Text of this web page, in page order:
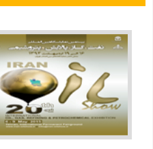
حضور شرکت کیان تک در
بیستمین نمایشگاه نفت و گاز